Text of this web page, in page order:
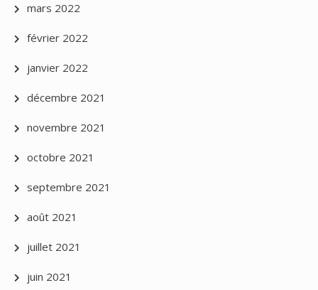
mars 2022
février 2022
janvier 2022
décembre 2021
novembre 2021
octobre 2021
septembre 2021
août 2021
juillet 2021
juin 2021